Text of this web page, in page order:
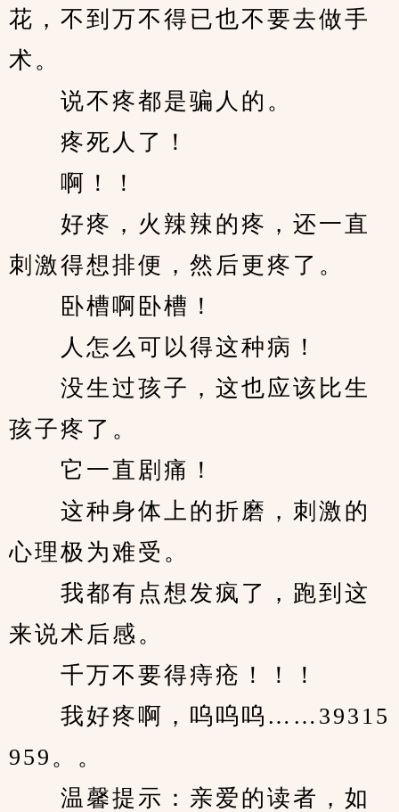
花，不到万不得已也不要去做手
术。
说不疼都是骗人的。
疼死人了！
啊！！
好疼，火辣辣的疼，还一直
刺激得想排便，然后更疼了。
卧槽啊卧槽！
人怎么可以得这种病！
没生过孩子，这也应该比生
孩子疼了。
它一直剧痛！
这种身体上的折磨，刺激的
心理极为难受。
我都有点想发疯了，跑到这
来说术后感。
千万不要得痔疮！！！
我好疼啊，呜呜呜……39315
959。。
温馨提示：亲爱的读者，如